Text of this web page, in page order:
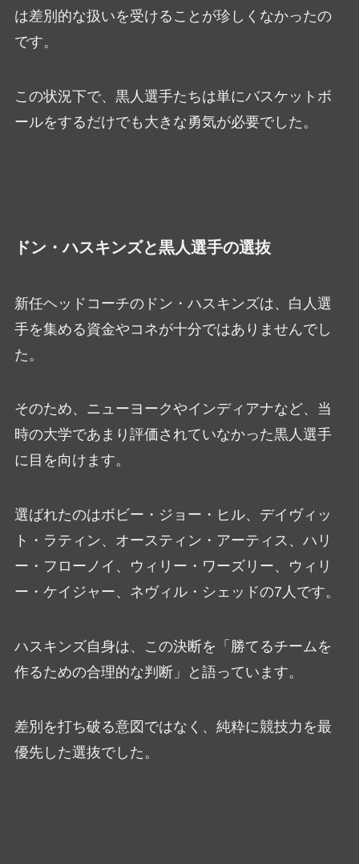
は差別的な扱いを受けることが珍しくなかったの
です。
この状況下で、黒人選手たちは単にバスケットボ
ールをするだけでも大きな勇気が必要でした。
ドン・ハスキンズと黒人選手の選抜
新任ヘッドコーチのドン・ハスキンズは、白人選
手を集める資金やコネが十分ではありませんでし
た。
そのため、ニューヨークやインディアナなど、当
時の大学であまり評価されていなかった黒人選手
に目を向けます。
選ばれたのはボビー・ジョー・ヒル、デイヴィッ
ト・ラティン、オースティン・アーティス、ハリ
ー・フローノイ、ウィリー・ワーズリー、ウィリ
ー・ケイジャー、ネヴィル・シェッドの7人です。
ハスキンズ自身は、この決断を「勝てるチームを
作るための合理的な判断」と語っています。
差別を打ち破る意図ではなく、純粋に競技力を最
優先した選抜でした。